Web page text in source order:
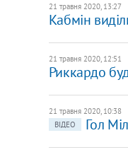
21 травня 2020, 13:27
Кабмін
21 травня 2020, 12:51
Риккардо
21 травня 2020, 10:38
ВІДЕО
Гол